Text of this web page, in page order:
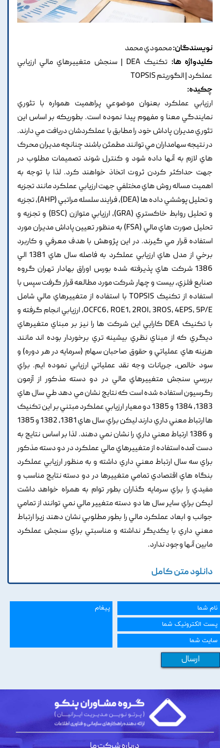
نویسندگان:محمودي محمد
کلیدواژه ها:
تکنيک DEA | سنجش متغييرهاي مالي ارزيابي
عملکرد | الگوريتم TOPSIS
چکیده:
ارزيابي عملکرد بعنوان موضوعي پراهميت همواره با تئوري
نمايندگي معنا و مفهوم پيدا نموده است. بطوريکه بر اساس اين
تئوري مديران پاداش خود را مطابق با عملکردشان دريافت مي دارند.
در نتيجه سهامداران مي توانند مطمئن باشند چنانچه مديران محرک
هاي لازم به آنها داده شود و کنترل شوند تصميمات مطلوب در
جهت حداکثر کردن ثروت اتخاذ خواهند کرد. لذا با توجه به
اهميت مساله روش هاي مختلفي جهت ارزيابي عملکرد مانند تجزيه
و تحليل پوششي داده ها (DEA), فرايند سلسله مراتبي (AHP), تجزيه
و تحليل روابط خاکستري (GRA), ارزيابي متوازن (BSC) و تجزيه و
تحليل صورت هاي مالي (FSA) به منظور تعيين پاداش مديران مورد
استفاده قرار مي گيرند. در اين پژوهش با هدف معرفي و کاربرد
برخي از مدل هاي ارزيابي عملکرد به فاصله سال هاي 1381 الي
1386 شرکت هاي پذيرفته شده بورس اوراق بهادار تهران گروه
صنايع فلزي, بيست و چهار شرکت مورد مطالعه قرار گرفت سپس با
استفاده از تکنيک TOPSIS با استفاده از متغييرهاي مالي شامل
OCFC6, ROE1, 2ROI, 3ROS, 4EPS, 5P/E, ارزيابي انجام گرفته و
با تکنيک DEA کارايي اين شرکت ها را نيز بر مبناي متغيرهاي
ديگري که از مبناي نظري بيشينه تري برخوردار بوده اند مانند
هزينه هاي عملياتي و حقوق صاحبان سهام (سرمايه در هر دوره) و
سود خالص, جريانات وجه نقد عملياتي ارزيابي نموده ايم. براي
بررسي سنجش متغييرهاي مالي در دو دسته مذکور از آزمون
رگرسيون استفاده شده است که نتايج نشان مي دهد طي سال هاي
1383, 1384 و 1385 دو معيار ارزيابي عملکرد مبتني بر اين تکنيک
ها ارتباط معني داري دارند ليکن براي سال هاي 1381, 1382 و 1385
و 1386 ارتباط معني داري را نشان نمي دهند. لذا بر اساس نتايج به
دست آمده استفاده از متغييرهاي مالي عملکرد در دو دسته مذکور
براي سه سال ارتباط معني داري داشته و به منظور ارزيابي عملکرد
بنگاه هاي اقتصادي تمامي متغييرها در دو دسته نتايج مناسب و
مفيدي را براي سرمايه گذاران بطور توام به همراه خواهد داشت
ليکن براي ساير سال ها دو دسته متغيير مالي نمي توانند از تمامي
جوانب و ابعاد عملکرد مالي را بطور مطلوبي نشان دهند زيرا ارتباط
معني داري با يکديگر نداشته و مناسبتي براي سنجش عملکرد
مابين آنها وجود ندارد.
دانلود متن کامل
ارسال